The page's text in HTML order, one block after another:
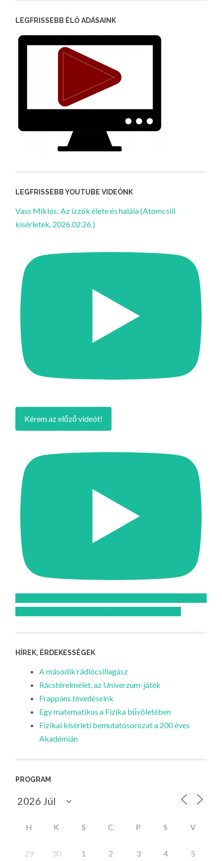
LEGFRISSEBB ÉLŐ ADÁSAINK
LEGFRISSEBB YOUTUBE VIDEÓNK
Vass Miklós: Az izzók élete és halála (Atomcsill
kísérletek, 2026.02.26.)
Kérem az előző videót!
HÍREK, ÉRDEKESSÉGEK
A második rádiócsillagász
Rácstérelmélet, az Univerzum-játék
Frappáns tévedéseink
Egy matematikus a Fizika bűvöletében
Fizikai kísérleti bemutatósorozat a 200 éves
Akadémián
PROGRAM
H K S C P S V
29 30 1 2 3 4 5